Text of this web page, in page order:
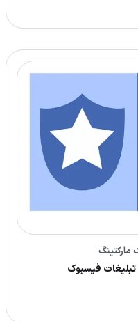
مارکتینگ
فیسبوک